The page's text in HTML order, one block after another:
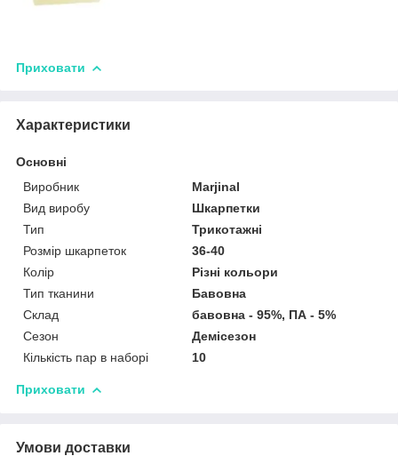
Приховати
Характеристики
Основні
Виробник
Marjinal
Вид виробу
Шкарпетки
Тип
Трикотажні
Розмір шкарпеток
36-40
Колір
Різні кольори
Тип тканини
Бавовна
Склад
бавовна - 95%, ПА - 5%
Сезон
Демісезон
Кількість пар в наборі
10
Приховати
Умови доставки